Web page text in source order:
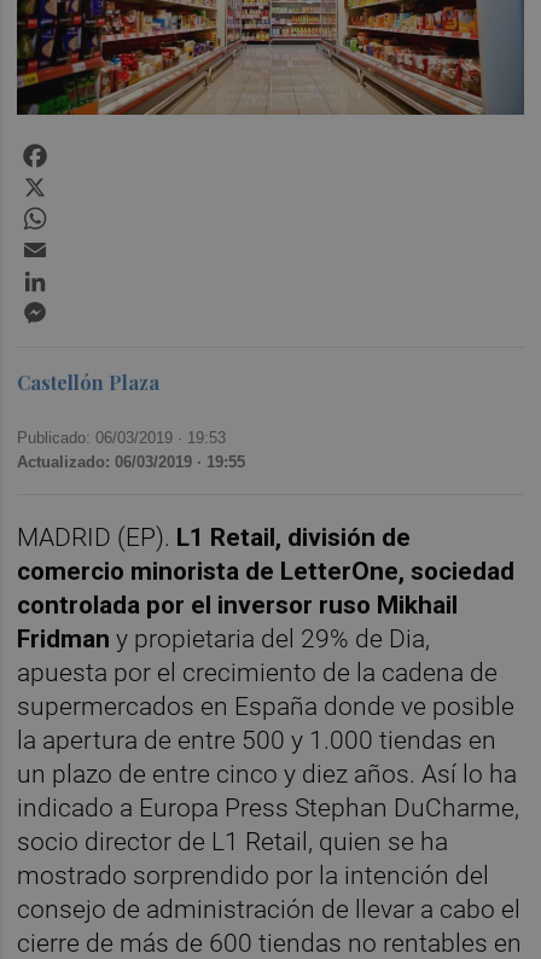
Castellón Plaza
Publicado: 06/03/2019 · 19:53
Actualizado: 06/03/2019 · 19:55
MADRID (EP). L1 Retail, división de
comercio minorista de LetterOne, sociedad
controlada por el inversor ruso Mikhail
Fridman y propietaria del 29% de Dia,
apuesta por el crecimiento de la cadena de
supermercados en España donde ve posible
la apertura de entre 500 y 1.000 tiendas en
un plazo de entre cinco y diez años. Así lo ha
indicado a Europa Press Stephan DuCharme,
socio director de L1 Retail, quien se ha
mostrado sorprendido por la intención del
consejo de administración de llevar a cabo el
cierre de más de 600 tiendas no rentables en